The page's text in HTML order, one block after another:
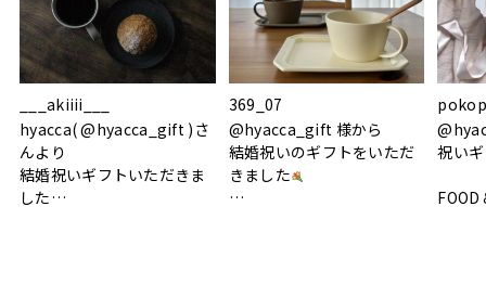
___akiiii___
hyacca( @hyacca_gift )さ
んより
結婚祝いギフトいただきま
した
369_07
@hyacca_gift 様から
結婚祝いのギフトをいただ
きました
祝い
FOOD